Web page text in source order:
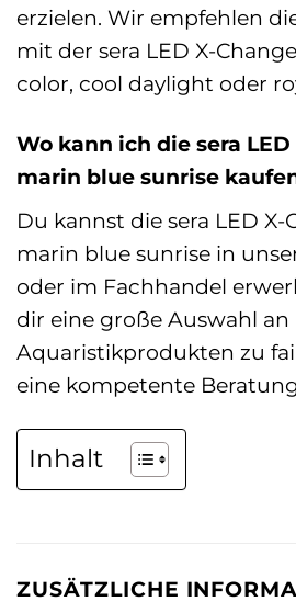
erzielen. Wir empfehlen
mit der sera LED X-
color, cool daylight oder
Wo kann ich die sera
marin blue sunrise
Du kannst die sera LED X-
marin blue sunrise in
oder im Fachhandel
dir eine große Auswahl an
Aquaristikprodukten zu
eine kompetente
Inhalt
ZUSÄTZLICHE